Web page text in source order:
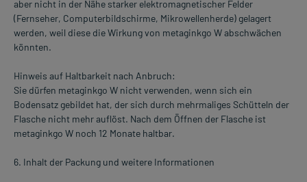
aber nicht in der Nähe starker elektromagnetischer Felder
(Fernseher, Computerbildschirme, Mikrowellenherde) gelagert
werden, weil diese die Wirkung von metaginkgo W abschwächen
könnten.
Hinweis auf Haltbarkeit nach Anbruch:
Sie dürfen metaginkgo W nicht verwenden, wenn sich ein
Bodensatz gebildet hat, der sich durch mehrmaliges Schütteln der
Flasche nicht mehr auflöst. Nach dem Öffnen der Flasche ist
metaginkgo W noch 12 Monate haltbar.
6. Inhalt der Packung und weitere Informationen